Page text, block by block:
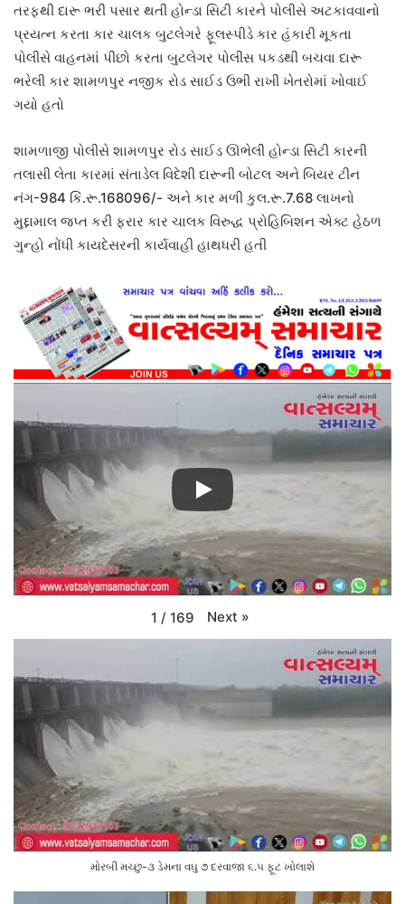
તરફથી દારૂ ભરી પસાર થતી હોન્ડા સિટી કારને પોલીસે અટકાવવાનો
પ્રયત્ન કરતા કાર ચાલક બુટલેગરે ફૂલસ્પીડે કાર હંકારી મૂકતા
પોલીસે વાહનમાં પીછો કરતા બુટલેગર પોલીસ પકડથી બચવા દારૂ
ભરેલી કાર શામળપુર નજીક રોડ સાઈડ ઉભી રાખી ખેતરોમાં ખોવાઈ
ગયો હતો
શામળાજી પોલીસે શામળપુર રોડ સાઈડ ઊભેલી હોન્ડા સિટી કારની
તલાસી લેતા કારમાં સંતાડેલ વિદેશી દારૂની બોટલ અને બિયર ટીન
નંગ-984 કિં.રૂ.168096/- અને કાર મળી કુલ.રૂ.7.68 લાખનો
મુદ્દામાલ જપ્ત કરી ફરાર કાર ચાલક વિરુદ્ધ પ્રોહિબિશન એક્ટ હેઠળ
ગુન્હો નોંધી કાયદેસરની કાર્યવાહી હાથધરી હતી
1 / 169 Next »
મોરબી મચ્છુ-૩ ડેમના વઘુ ૭ દરવાજા ૬.૫ ફૂટ ખોલાશે